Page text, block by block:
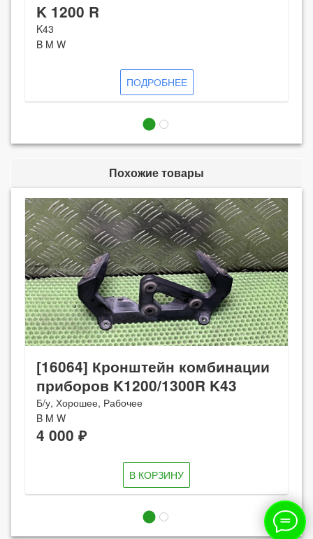
K 1200 R
K43
B M W
ПОДРОБНЕЕ
Похожие товары
[16064] Кронштейн комбинации
приборов K1200/1300R K43
Б/у, Хорошее, Рабочее
B M W
4 000 ₽
В КОРЗИНУ